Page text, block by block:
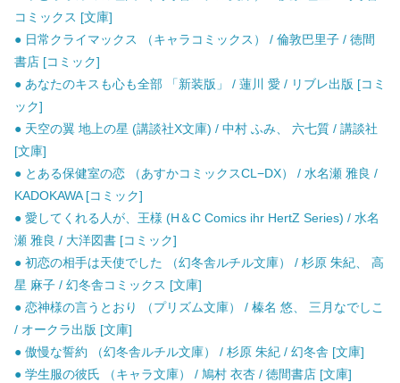
コミックス [文庫]
● 日常クライマックス （キャラコミックス） / 倫敦巴里子 / 徳間
書店 [コミック]
● あなたのキスも心も全部 「新装版」 / 蓮川 愛 / リブレ出版 [コミ
ック]
● 天空の翼 地上の星 (講談社X文庫) / 中村 ふみ、 六七質 / 講談社
[文庫]
● とある保健室の恋 （あすかコミックスCL−DX） / 水名瀬 雅良 /
KADOKAWA [コミック]
● 愛してくれる人が、王様 (H＆C Comics ihr HertZ Series) / 水名
瀬 雅良 / 大洋図書 [コミック]
● 初恋の相手は天使でした （幻冬舎ルチル文庫） / 杉原 朱紀、 高
星 麻子 / 幻冬舎コミックス [文庫]
● 恋神様の言うとおり （プリズム文庫） / 榛名 悠、 三月なでしこ
/ オークラ出版 [文庫]
● 傲慢な誓約 （幻冬舎ルチル文庫） / 杉原 朱紀 / 幻冬舎 [文庫]
● 学生服の彼氏 （キャラ文庫） / 鳩村 衣杏 / 徳間書店 [文庫]